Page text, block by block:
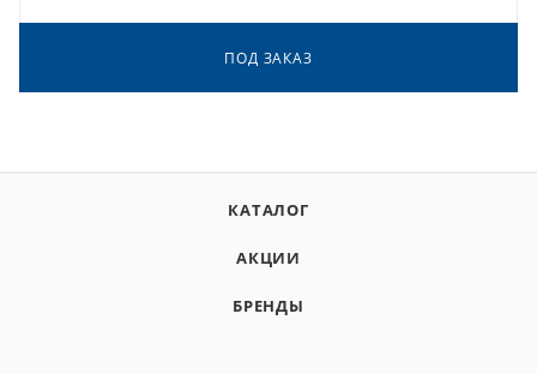
ПОД ЗАКАЗ
КАТАЛОГ
АКЦИИ
БРЕНДЫ